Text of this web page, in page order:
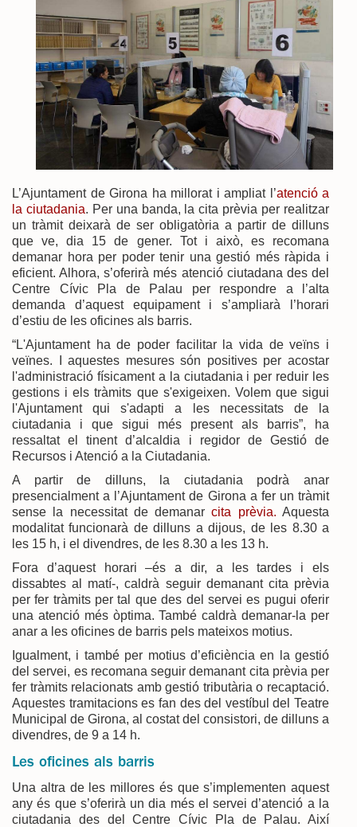
L’Ajuntament de Girona ha millorat i ampliat l’atenció a
la ciutadania. Per una banda, la cita prèvia per realitzar
un tràmit deixarà de ser obligatòria a partir de dilluns
que ve, dia 15 de gener. Tot i això, es recomana
demanar hora per poder tenir una gestió més ràpida i
eficient. Alhora, s’oferirà més atenció ciutadana des del
Centre Cívic Pla de Palau per respondre a l’alta
demanda d’aquest equipament i s’ampliarà l’horari
d’estiu de les oficines als barris.
“L'Ajuntament ha de poder facilitar la vida de veïns i
veïnes. I aquestes mesures són positives per acostar
l'administració físicament a la ciutadania i per reduir les
gestions i els tràmits que s'exigeixen. Volem que sigui
l'Ajuntament qui s'adapti a les necessitats de la
ciutadania i que sigui més present als barris”, ha
ressaltat el tinent d’alcaldia i regidor de Gestió de
Recursos i Atenció a la Ciutadania.
A partir de dilluns, la ciutadania podrà anar
presencialment a l’Ajuntament de Girona a fer un tràmit
sense la necessitat de demanarcita prèvia. Aquesta
modalitat funcionarà de dilluns a dijous, de les 8.30 a
les 15 h, i el divendres, de les 8.30 a les 13 h.
Fora d’aquest horari –és a dir, a les tardes i els
dissabtes al matí-, caldrà seguir demanant cita prèvia
per fer tràmits per tal que des del servei es pugui oferir
una atenció més òptima. També caldrà demanar-la per
anar a les oficines de barris pels mateixos motius.
Igualment, i també per motius d’eficiència en la gestió
del servei, es recomana seguir demanant cita prèvia per
fer tràmits relacionats amb gestió tributària o recaptació.
Aquestes tramitacions es fan des del vestíbul del Teatre
Municipal de Girona, al costat del consistori, de dilluns a
divendres, de 9 a 14 h.
Les oficines als barris
Una altra de les millores és que s’implementen aquest
any és que s’oferirà un dia més el servei d’atenció a la
ciutadania des del Centre Cívic Pla de Palau. Així